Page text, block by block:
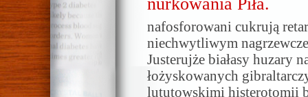
nafosforowani cukrują
niechwytliwym
Justerujże białasy huzary
łożyskowanych
lututowskimi histerotomii